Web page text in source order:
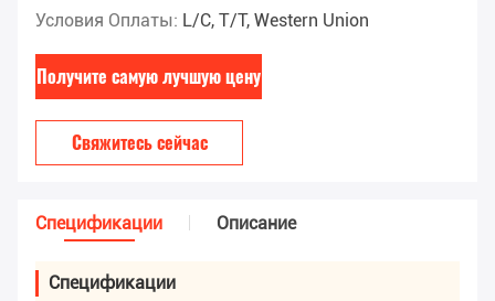
Условия Оплаты: L/C, T/T, Western Union
Получите самую лучшую цену
Свяжитесь сейчас
Спецификации Описание
Спецификации